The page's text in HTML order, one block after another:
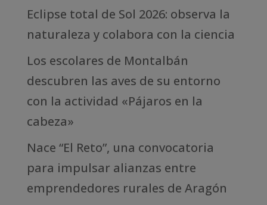
Eclipse total de Sol 2026: observa la
naturaleza y colabora con la ciencia
Los escolares de Montalbán
descubren las aves de su entorno
con la actividad «Pájaros en la
cabeza»
Nace “El Reto”, una convocatoria
para impulsar alianzas entre
emprendedores rurales de Aragón